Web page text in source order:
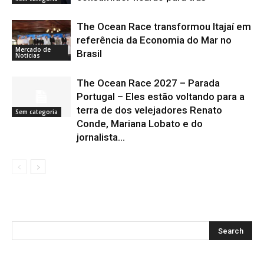
Mercado de
Notícias
The Ocean Race transformou Itajaí em
referência da Economia do Mar no
Brasil
Sem categoria
The Ocean Race 2027 – Parada
Portugal – Eles estão voltando para a
terra de dos velejadores Renato
Conde, Mariana Lobato e do
jornalista...